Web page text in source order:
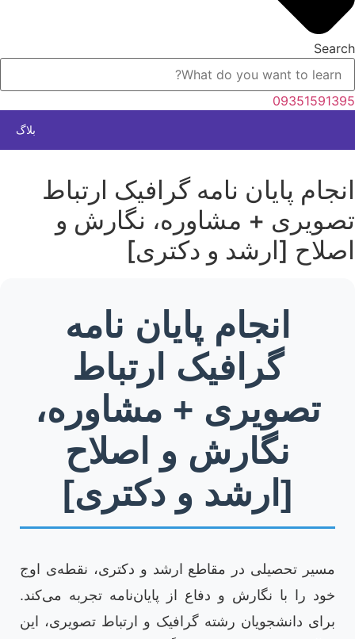
Search
09351591395
بلاگ
انجام پایان نامه گرافیک ارتباط
تصویری + مشاوره، نگارش و
اصلاح [ارشد و دکتری]
انجام پایان نامه
گرافیک ارتباط
تصویری + مشاوره،
نگارش و اصلاح
[ارشد و دکتری]
مسیر تحصیلی در مقاطع ارشد و دکتری، نقطه‌ی اوج
خود را با نگارش و دفاع از پایان‌نامه تجربه می‌کند.
برای دانشجویان رشته گرافیک و ارتباط تصویری، این